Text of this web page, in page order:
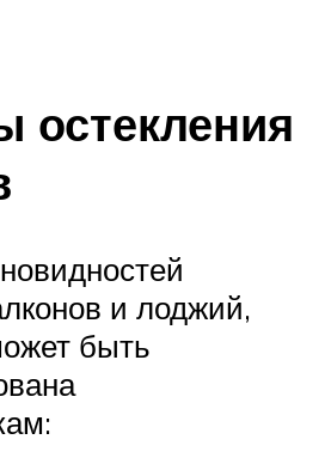
остекления
и лоджий,
быть